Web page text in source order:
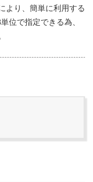
より、簡単に利用する
位で指定できる為、